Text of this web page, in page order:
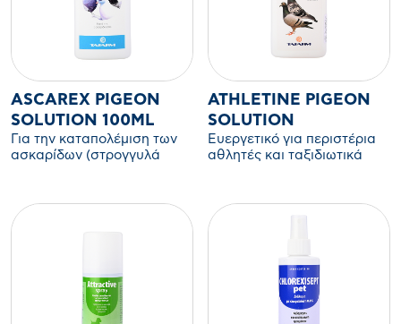
ASCAREX PIGEON
SOLUTION 100ML
Για την καταπολέμιση των
ασκαρίδων (στρογγυλά
ATHLETINE PIGEON
SOLUTION
Ευεργετικό για περιστέρια
αθλητές και ταξιδιωτικά